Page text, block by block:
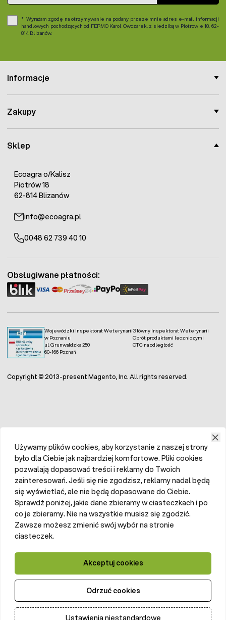
Sklep
Ecoagra o/Kalisz
Piotrów 18
62-814 Blizanów
info@ecoagra.pl
0048 62 739 40 10
Informacje
Zakupy
Wyrażam zgodę na otrzymywanie na podany przeze mnie adres e-mail informacji
handlowych pochodzących od FERMO Karol Owczarek, z siedzibą w Piotrowie 18, 62-
814 Blizanów.
Wojewódzki Inspektorat Weterynarii
w Poznaniu
ul. Grunwaldzka 250
60-166 Poznań
Główny Inspektorat Weterynarii
Obrót produktami leczniczymi
OTC na odległość
Obsługiwane płatności:
Copyright © 2013-present Magento, Inc. All rights reserved.
Używamy plików cookies, aby korzystanie z naszej strony
było dla Ciebie jak najbardziej komfortowe. Pliki cookies
pozwalają dopasować treści i reklamy do Twoich
zainteresowań. Jeśli się nie zgodzisz, reklamy nadal będą
się wyświetlać, ale nie będą dopasowane do Ciebie.
Sprawdź poniżej, jakie dane zbieramy w ciasteczkach i po
co je zbieramy. Nie na wszystkie musisz się zgodzić.
Zawsze możesz zmienić swój wybór na stronie
ciasteczek.
Akceptuj cookies
Odrzuć cookies